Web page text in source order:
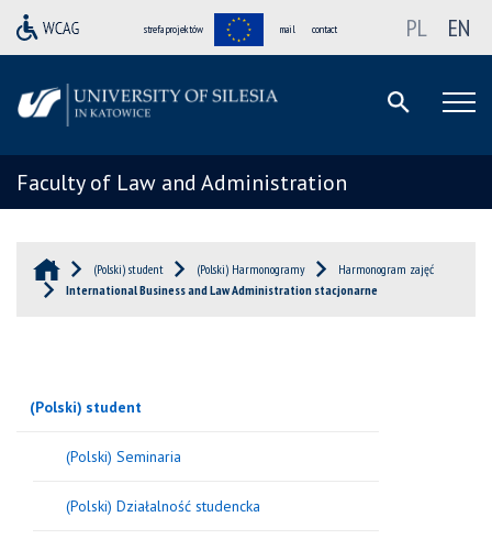
strefa projektów mail contact PL EN
Faculty of Law and Administration
(Polski) student (Polski) Harmonogramy
Harmonogram zajęć
International Business and Law Administration stacjonarne
(Polski) student
(Polski) Seminaria
(Polski) Działalność studencka